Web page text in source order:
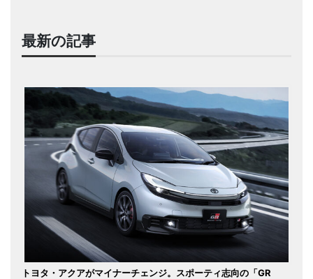
最新の記事
トヨタ・アクアがマイナーチェンジ。スポーティ志向の「GR